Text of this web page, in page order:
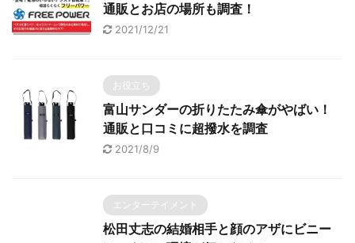
通販とお店の場所も調査！
2021/12/21
お役立ち
富山サンダーの折りたたみ傘がやばい！
通販と口コミに超撥水を調査
2021/8/9
エンターテイメント
松田丈志の結婚相手と顔のアザにビニー